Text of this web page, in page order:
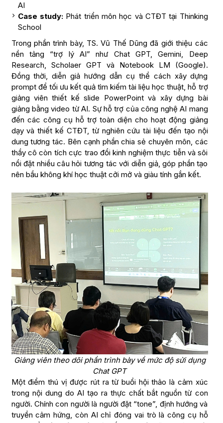
AI
Case study:Phát triển môn học và CTĐT tại Thinking
School
Trong phần trình bày, TS. Vũ Thế Dũng đã giới thiệu các
nền tảng “trợ lý AI” như Chat GPT, Gemini, Deep
Research, Scholaer GPT và Notebook LM (Google).
Đồng thời, diễn giả hướng dẫn cụ thể cách xây dựng
prompt để tối ưu kết quả tìm kiếm tài liệu học thuật, hỗ trợ
giảng viên thiết kế slide PowerPoint và xây dựng bài
giảng bằng video từ AI. Sự hỗ trợ của công nghệ AI mang
đến các công cụ hỗ trợ toàn diện cho hoạt động giảng
dạy và thiết kế CTĐT, từ nghiên cứu tài liệu đến tạo nội
dung tương tác. Bên cạnh phần chia sẻ chuyên môn, các
thầy cô còn tích cực trao đổi kinh nghiệm thực tiễn và sôi
nổi đặt nhiều câu hỏi tương tác với diễn giả, góp phần tạo
nên bầu không khí học thuật cởi mở và giàu tính gắn kết.
Giảng viên theo dõi phần trình bày về mức độ sửi dụng
Chat GPT
Một điểm thú vị được rút ra từ buổi hội thảo là cảm xúc
trong nội dung do AI tạo ra thực chất bắt nguồn từ con
người. Chính con người là người đặt “tone”, định hướng và
truyền cảm hứng, còn AI chỉ đóng vai trò là công cụ hỗ